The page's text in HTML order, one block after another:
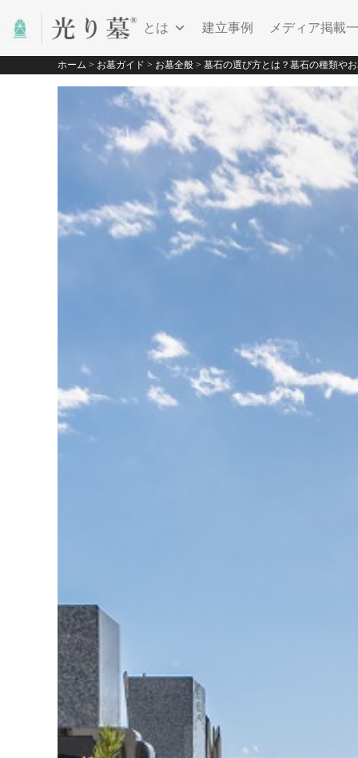
光り墓とは 建立事例 メディア掲載
ホーム > お墓ガイド > お墓全般 > 墓石の選び方とは？墓石の種類や